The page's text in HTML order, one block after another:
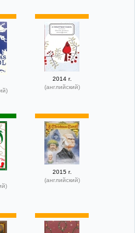
2014 г.
(английский)
2015 г.
(английский)